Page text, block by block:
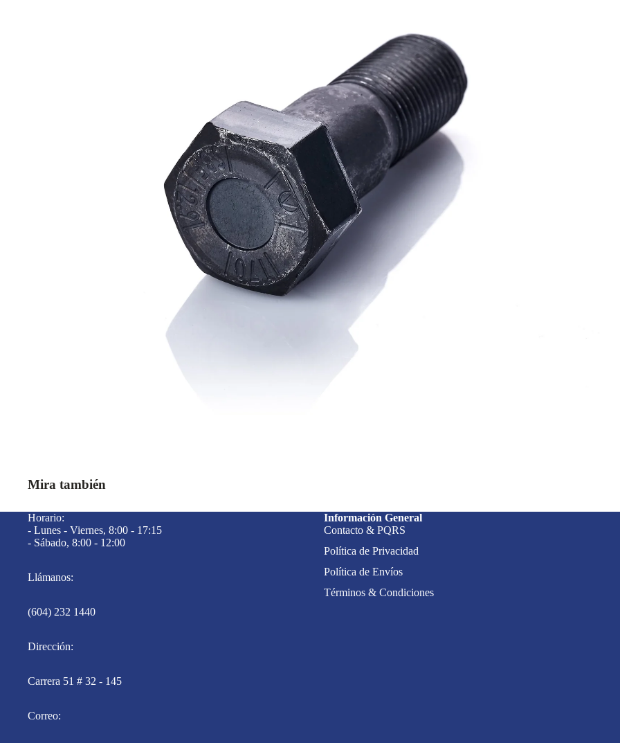
Mira también
Horario:
- Lunes - Viernes, 8:00 - 17:15
- Sábado, 8:00 - 12:00
Llámanos:
(604) 232 1440
Dirección:
Carrera 51 # 32 - 145
Correo:
Información General
Contacto & PQRS
Política de Privacidad
Política de Envíos
Términos & Condiciones